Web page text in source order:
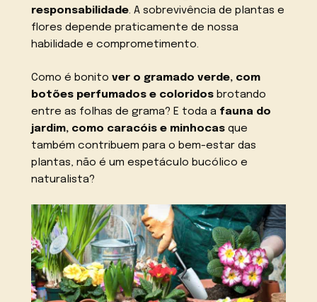
responsabilidade. A sobrevivência de plantas e
flores depende praticamente de nossa
habilidade e comprometimento.
Como é bonitover o gramado verde, com
botões perfumados e coloridos brotando
entre as folhas de grama? E toda a fauna do
jardim, como caracóis e minhocas que
também contribuem para o bem-estar das
plantas, não é um espetáculo bucólico e
naturalista?